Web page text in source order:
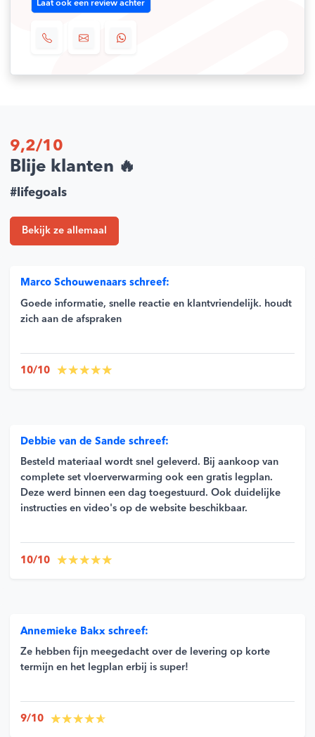
Laat ook een review achter
9,2/10
Blije klanten 🔥
#lifegoals
Bekijk ze allemaal
Marco Schouwenaars schreef:
Goede informatie, snelle reactie en klantvriendelijk. houdt
zich aan de afspraken
10/10
Debbie van de Sande schreef:
Besteld materiaal wordt snel geleverd. Bij aankoop van
complete set vloerverwarming ook een gratis legplan.
Deze werd binnen een dag toegestuurd. Ook duidelijke
instructies en video's op de website beschikbaar.
10/10
Annemieke Bakx schreef:
Ze hebben fijn meegedacht over de levering op korte
termijn en het legplan erbij is super!
9/10